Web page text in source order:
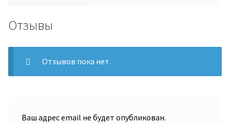
Отзывы
Отзывов пока нет.
Ваш адрес email не будет опубликован.